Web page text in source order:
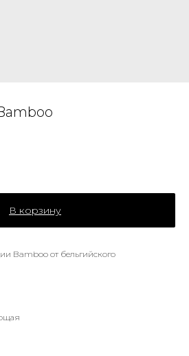
В корзину
Bamboo от бельгийского